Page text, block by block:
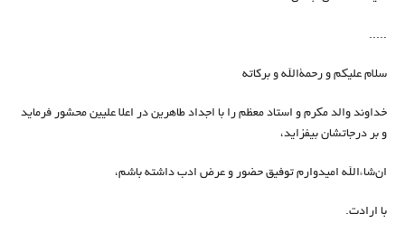
.....
سلام علیکم و رحمةالله و برکاته
خداوند والد مکرم و استاد معظم را با اجداد طاهرین در اعلا علیین محشور فرماید
و بر درجاتشان بیفزاید،
ان‌شاءالله امیدوارم توفیق حضور و عرض ادب داشته باشم،
با ارادت.